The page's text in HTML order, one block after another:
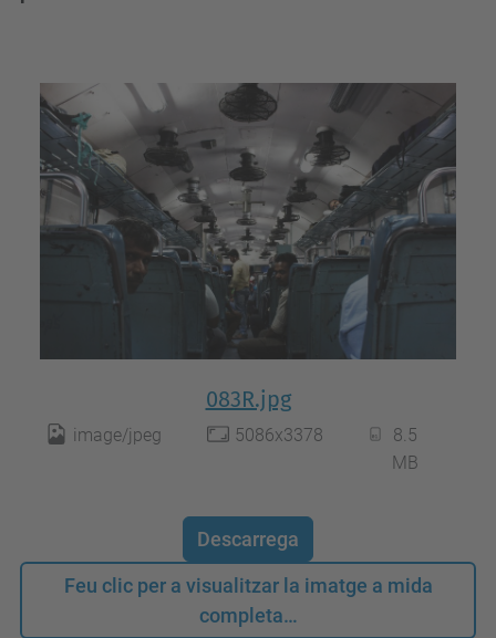
083R.jpg
image/jpeg 5086x3378
8.5
MB
Descarrega
Feu clic per a visualitzar la imatge a mida
completa…